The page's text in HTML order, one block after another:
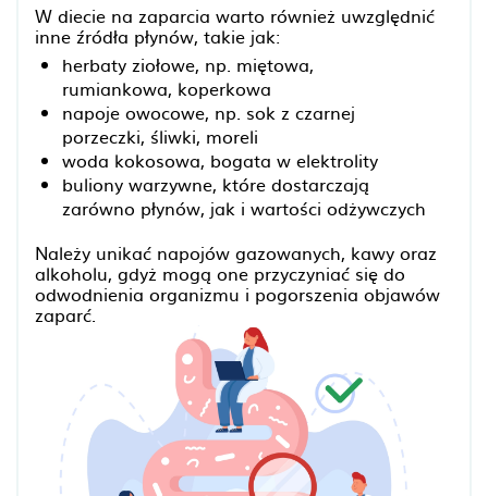
W diecie na zaparcia warto również uwzględnić
inne źródła płynów, takie jak:
herbaty ziołowe, np. miętowa,
rumiankowa, koperkowa
napoje owocowe, np. sok z czarnej
porzeczki, śliwki, moreli
woda kokosowa, bogata w elektrolity
buliony warzywne, które dostarczają
zarówno płynów, jak i wartości odżywczych
Należy unikać napojów gazowanych, kawy oraz
alkoholu, gdyż mogą one przyczyniać się do
odwodnienia organizmu i pogorszenia objawów
zaparć.